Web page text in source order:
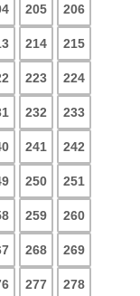
205 206
214 215
223 224
232 233
241 242
250 251
259 260
268 269
277 278